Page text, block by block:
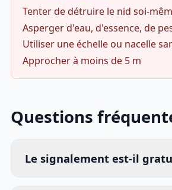
Tenter de détruire le nid soi-
Asperger d'eau, d'essence, de
Utiliser une échelle ou nacelle
Approcher à moins de 5 m
Questions
Le signalement est-il